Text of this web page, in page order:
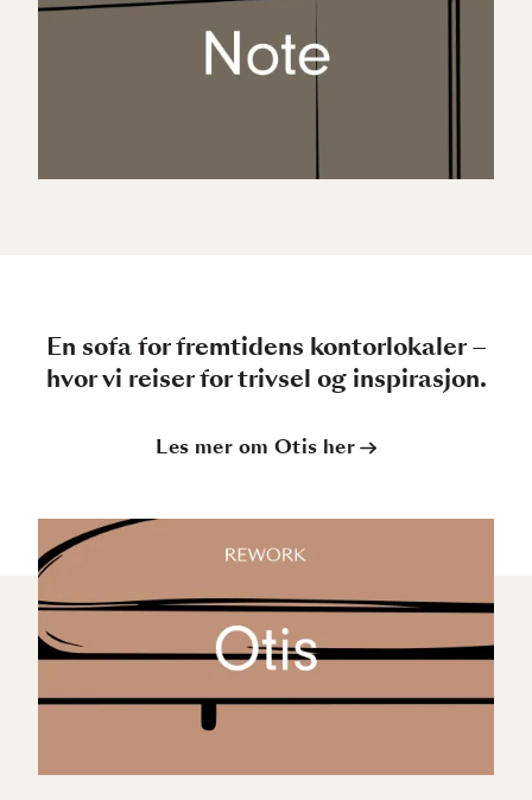
En sofa for fremtidens kontorlokaler –
hvor vi reiser for trivsel og inspirasjon.
Les mer om Otis her